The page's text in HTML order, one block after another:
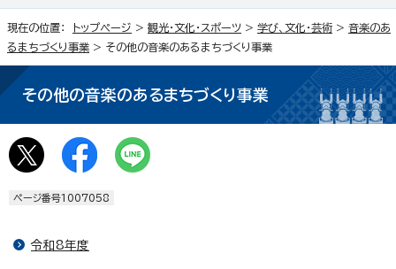
現在の位置： トップページ > 観光・文化・スポーツ > 学び、文化・芸術 > 音楽のあ
るまちづくり事業 > その他の音楽のあるまちづくり事業
その他の音楽のあるまちづくり事業
ページ番号1007058
令和8年度